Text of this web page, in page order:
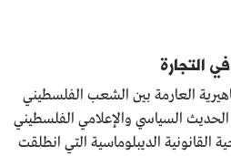
التجارة
العارمة بين الشعب الفلسطيني
الحديث السياسي والإعلامي الفلسطيني
القانونية الديبلوماسية التي انطلقت